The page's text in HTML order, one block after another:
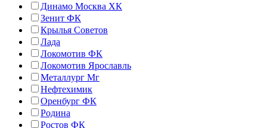
Динамо Москва ХК
Зенит ФК
Крылья Советов
Лада
Локомотив ФК
Локомотив Ярославль
Металлург Мг
Нефтехимик
Оренбург ФК
Родина
Ростов ФК